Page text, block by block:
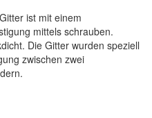
ist mit einem
mittels schrauben.
Die Gitter wurden speziell
zwischen zwei